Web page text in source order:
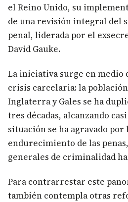
el Reino Unido, su
de una revisión integral del
penal, liderada por el
David Gauke.
La iniciativa surge en medio
crisis carcelaria: la
Inglaterra y Gales se ha
tres décadas, alcanzando
situación se ha agravado por
endurecimiento de las
generales de criminalidad
Para contrarrestar este
también contempla otras